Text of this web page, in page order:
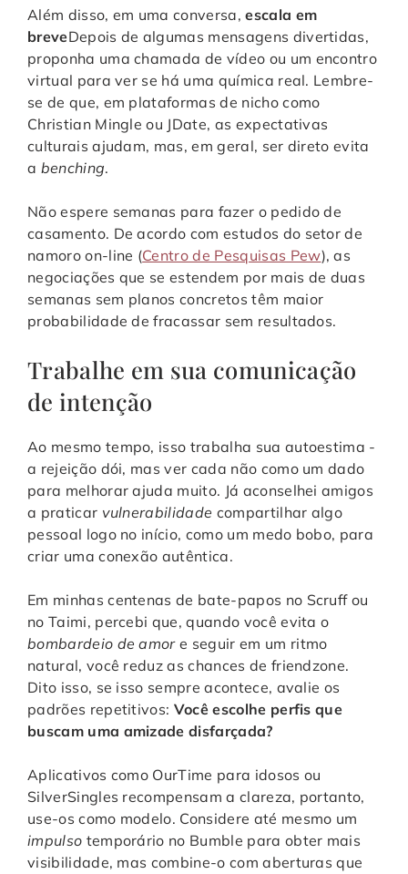
Além disso, em uma conversa,escala em
breveDepois de algumas mensagens divertidas,
proponha uma chamada de vídeo ou um encontro
virtual para ver se há uma química real. Lembre-
se de que, em plataformas de nicho como
Christian Mingle ou JDate, as expectativas
culturais ajudam, mas, em geral, ser direto evita
a benching.
Não espere semanas para fazer o pedido de
casamento. De acordo com estudos do setor de
namoro on-line (Centro de Pesquisas Pew), as
negociações que se estendem por mais de duas
semanas sem planos concretos têm maior
probabilidade de fracassar sem resultados.
Trabalhe em sua comunicação
de intenção
Ao mesmo tempo, isso trabalha sua autoestima -
a rejeição dói, mas ver cada não como um dado
para melhorar ajuda muito. Já aconselhei amigos
a praticar vulnerabilidade compartilhar algo
pessoal logo no início, como um medo bobo, para
criar uma conexão autêntica.
Em minhas centenas de bate-papos no Scruff ou
no Taimi, percebi que, quando você evita o
bombardeio de amore seguir em um ritmo
natural, você reduz as chances de friendzone.
Dito isso, se isso sempre acontece, avalie os
padrões repetitivos: Você escolhe perfis que
buscam uma amizade disfarçada?
Aplicativos como OurTime para idosos ou
SilverSingles recompensam a clareza, portanto,
use-os como modelo. Considere até mesmo um
impulso temporário no Bumble para obter mais
visibilidade, mas combine-o com aberturas que